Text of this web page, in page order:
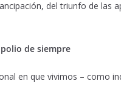
del triunfo de las
de siempre
en que vivimos – como